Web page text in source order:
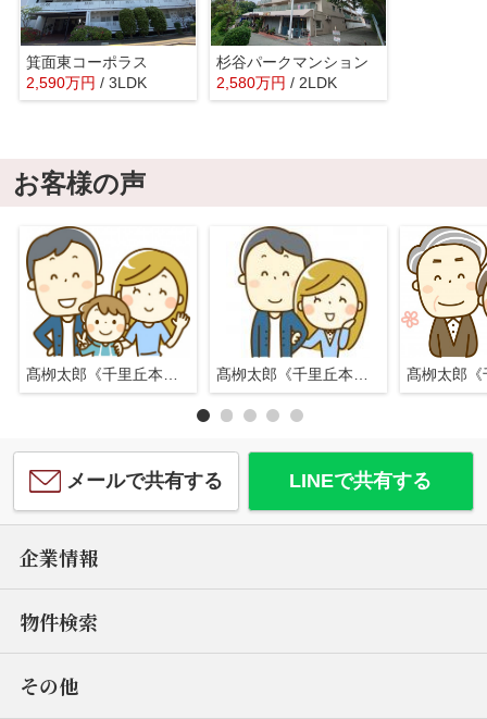
箕面東コーポラス
2,590万円 / 3LDK
杉谷パークマンション
2,580万円 / 2LDK
お客様の声
メールで共有する LINEで共有する
企業情報
物件検索
その他